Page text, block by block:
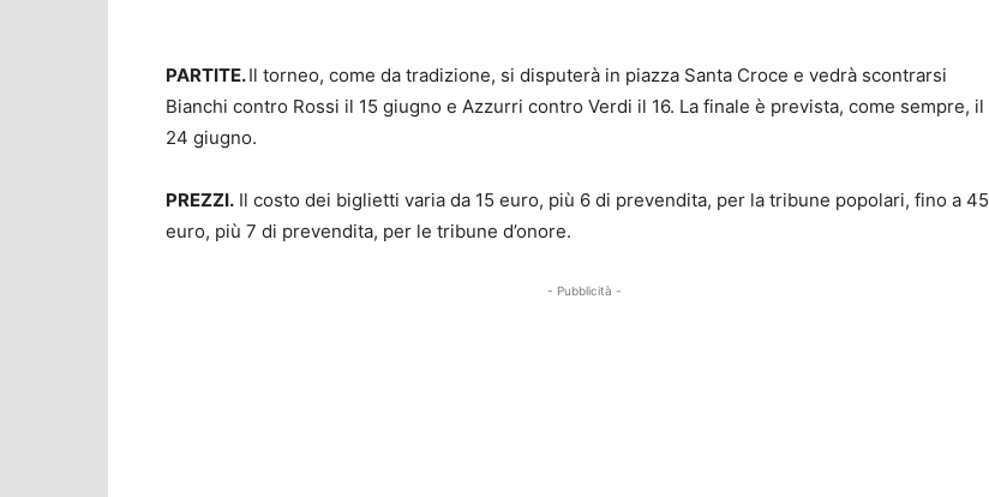
PARTITE.Il torneo, come da tradizione, si disputerà in piazza Santa Croce e vedrà scontrarsi
Bianchi contro Rossi il 15 giugno e Azzurri contro Verdi il 16. La finale è prevista, come sempre, il
24 giugno.
PREZZI. Il costo dei biglietti varia da 15 euro, più 6 di prevendita, per la tribune popolari, fino a 45
euro, più 7 di prevendita, per le tribune d’onore.
- Pubblicità -